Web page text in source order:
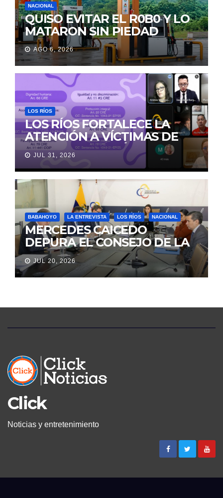
NACIONAL
QUISO EVITAR EL R0B0 Y LO
MATARON SIN PIEDAD
AGO 6, 2026
LOS RÍOS
LOS RÍOS FORTALECE LA
ATENCIÓN A VÍCTIMAS DE
VIOLENCIA DE GÉNERO
PARA EVITAR LA
REVICTIMIZACIÓN
JUL 31, 2026
BABAHOYO LA ENTREVISTA LOS RÍOS NACIONAL
MERCEDES CAICEDO
DEPURA EL CONSEJO DE LA
JUDICATURA
JUL 20, 2026
Click
Noticias y entretenimiento